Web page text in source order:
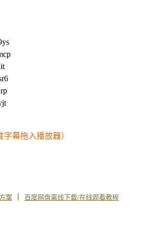
幕拖入播放器）
案 百度网盘离线下载/在线观看教程